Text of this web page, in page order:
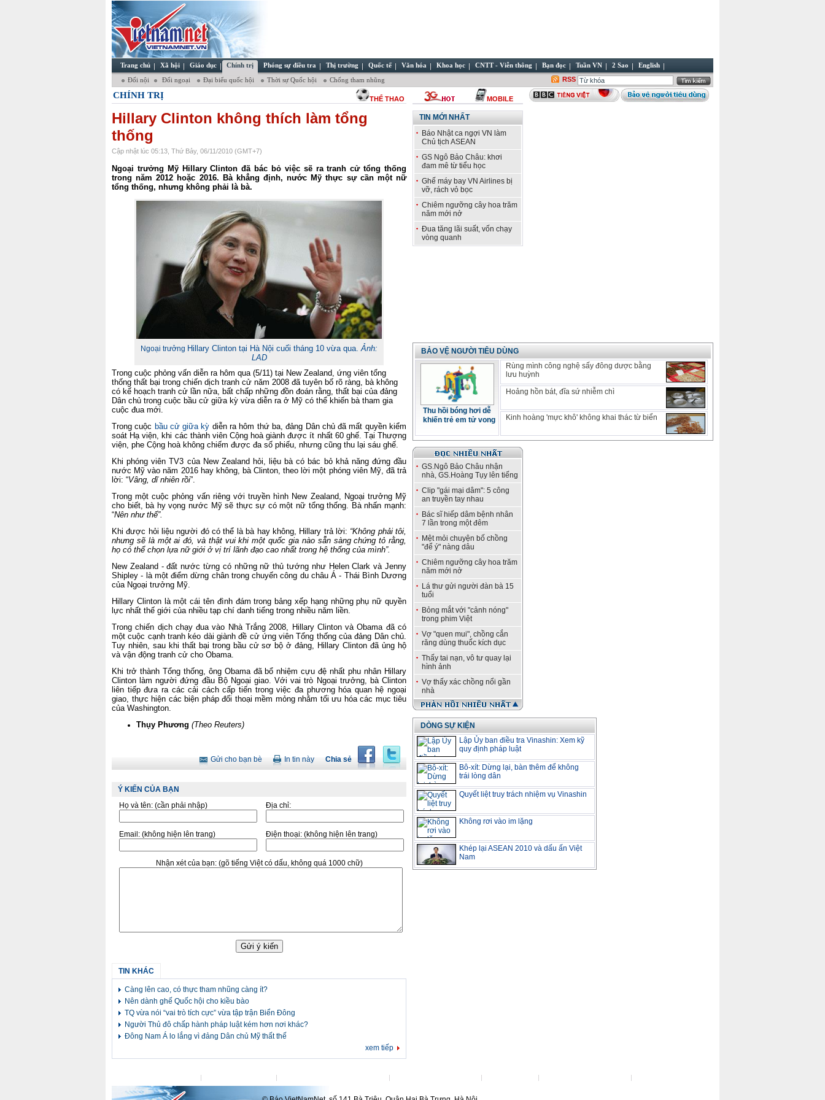
Trang chủ Xã hội Giáo dục Chính trị Phóng sự điều tra Thị trường Quốc tế Văn hóa Khoa học CNTT - Viễn thông Bạn đọc Tuần VN 2 Sao English
Đối nội Đối ngoại Đại biểu quốc hội Thời sự Quốc hội Chống tham nhũng RSS
CHÍNH TRỊ THỂ THAO MOBILE
Hillary Clinton không thích làm tổng
thống
Cập nhật lúc 05:13, Thứ Bảy, 06/11/2010 (GMT+7)
Ngoại trưởng Mỹ Hillary Clinton đã bác bỏ việc sẽ ra tranh cử tổng thống
trong năm 2012 hoặc 2016. Bà khẳng định, nước Mỹ thực sự cần một nữ
tổng thống, nhưng không phải là bà.
Ngoại trưởng Hillary Clinton tại Hà Nội cuối tháng 10 vừa qua.Ảnh:
LAD
Trong cuộc phỏng vấn diễn ra hôm qua (5/11) tại New Zealand, ứng viên tổng
thống thất bại trong chiến dịch tranh cử năm 2008 đã tuyên bố rõ ràng, bà không
có kế hoạch tranh cử lần nữa, bất chấp những đồn đoán rằng, thất bại của đảng
Dân chủ trong cuộc bầu cử giữa kỳ vừa diễn ra ở Mỹ có thể khiến bà tham gia
cuộc đua mới.
Trong cuộc bầu cử giữa kỳ diễn ra hôm thứ ba, đảng Dân chủ đã mất quyền kiểm
soát Hạ viện, khi các thành viên Cộng hoà giành được ít nhất 60 ghế. Tại Thượng
viện, phe Cộng hoà không chiếm được đa số phiếu, nhưng cũng thu lại sáu ghế.
Khi phóng viên TV3 của New Zealand hỏi, liệu bà có bác bỏ khả năng đứng đầu
nước Mỹ vào năm 2016 hay không, bà Clinton, theo lời một phóng viên Mỹ, đã trả
lời: “Vâng, dĩ nhiên rồi”.
Trong một cuộc phỏng vấn riêng với truyền hình New Zealand, Ngoại trưởng Mỹ
cho biết, bà hy vọng nước Mỹ sẽ thực sự có một nữ tổng thống. Bà nhấn mạnh:
“Nên như thế”.
Khi được hỏi liệu người đó có thể là bà hay không, Hillary trả lời: “Không phải tôi,
nhưng sẽ là một ai đó, và thật vui khi một quốc gia nào sẵn sàng chứng tỏ rằng,
họ có thể chọn lựa nữ giới ở vị trí lãnh đạo cao nhất trong hệ thống của mình”.
New Zealand - đất nước từng có những nữ thủ tướng như Helen Clark và Jenny
Shipley - là một điểm dừng chân trong chuyến công du châu Á - Thái Bình Dương
của Ngoại trưởng Mỹ.
Hillary Clinton là một cái tên đình đám trong bảng xếp hạng những phụ nữ quyền
lực nhất thế giới của nhiều tạp chí danh tiếng trong nhiều năm liền.
Trong chiến dịch chạy đua vào Nhà Trắng 2008, Hillary Clinton và Obama đã có
một cuộc cạnh tranh kéo dài giành đề cử ứng viên Tổng thống của đảng Dân chủ.
Tuy nhiên, sau khi thất bại trong bầu cử sơ bộ ở đảng, Hillary Clinton đã ủng hộ
và vận động tranh cử cho Obama.
Khi trở thành Tổng thống, ông Obama đã bổ nhiệm cựu đệ nhất phu nhân Hillary
Clinton làm người đứng đầu Bộ Ngoại giao. Với vai trò Ngoại trưởng, bà Clinton
liên tiếp đưa ra các cải cách cấp tiến trong việc đa phương hóa quan hệ ngoại
giao, thực hiện các biện pháp đối thoại mềm mỏng nhằm tối ưu hóa các mục tiêu
của Washington.
Thụy Phương (Theo Reuters)
Chia sẻ
In tin này
Gửi cho bạn bè
Ý KIẾN CỦA BẠN
Họ và tên: (cần phải nhập) Địa chỉ:
Email: (không hiện lên trang) Điện thoại: (không hiện lên trang)
Nhận xét của bạn: (gõ tiếng Việt có dấu, không quá 1000 chữ)
TIN KHÁC
Càng lên cao, có thực tham nhũng càng ít?
Nên dành ghế Quốc hội cho kiều bào
TQ vừa nói “vai trò tích cực” vừa tập trận Biển Đông
Người Thủ đô chấp hành pháp luật kém hơn nơi khác?
Đông Nam Á lo lắng vì đảng Dân chủ Mỹ thất thế
xem tiếp
TIN MỚI NHẤT
Báo Nhật ca ngợi VN làm
Chủ tịch ASEAN
GS Ngô Bảo Châu: khơi
đam mê từ tiểu học
Ghế máy bay VN Airlines bị
vỡ, rách vỏ bọc
Chiêm ngưỡng cây hoa trăm
năm mới nở
Đua tăng lãi suất, vốn chạy
vòng quanh
BẢO VỆ NGƯỜI TIÊU DÙNG
Thu hồi bóng hơi dễ
khiến trẻ em tử vong
Rùng mình công nghệ sấy đông dược bằng
lưu huỳnh
Hoảng hồn bát, đĩa sứ nhiễm chì
Kinh hoàng 'mực khô' không khai thác từ biển
GS.Ngô Bảo Châu nhận
nhà, GS.Hoàng Tụy lên tiếng
Clip "gái mại dâm": 5 công
an truyền tay nhau
Bác sĩ hiếp dâm bệnh nhân
7 lần trong một đêm
Mệt mỏi chuyện bố chồng
"để ý" nàng dâu
Chiêm ngưỡng cây hoa trăm
năm mới nở
Lá thư gửi người đàn bà 15
tuổi
Bỏng mắt với "cảnh nóng"
trong phim Việt
Vợ "quen mui", chồng cắn
răng dùng thuốc kích dục
Thấy tai nạn, vô tư quay lại
hình ảnh
Vợ thấy xác chồng nổi gần
nhà
DÒNG SỰ KIỆN
Lập Ủy ban điều tra Vinashin: Xem kỹ
quy định pháp luật
Bô-xít: Dừng lại, bàn thêm để không
trái lòng dân
Quyết liệt truy trách nhiệm vụ Vinashin
Không rơi vào im lặng
Khép lại ASEAN 2010 và dấu ấn Việt
Nam